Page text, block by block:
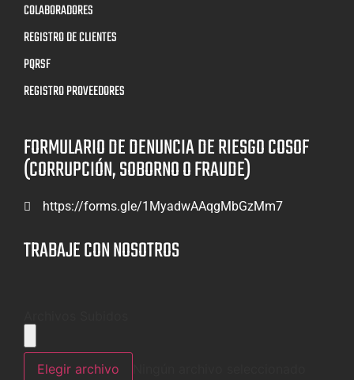
COLABORADORES
REGISTRO DE CLIENTES
PQRSF
REGISTRO PROVEEDORES
FORMULARIO DE DENUNCIA DE RIESGO COSOF
(CORRUPCIÓN, SOBORNO O FRAUDE)
https://forms.gle/1MyadwAAqgMbGzMm7
TRABAJE CON NOSOTROS
Elegir archivo